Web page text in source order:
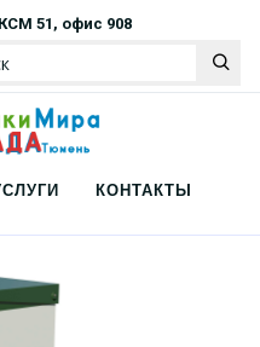
51, офис 908
КОНТАКТЫ